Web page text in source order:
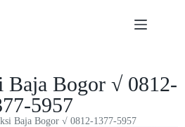
Baja Bogor √ 0812-
5957
Baja Bogor √ 0812-1377-5957